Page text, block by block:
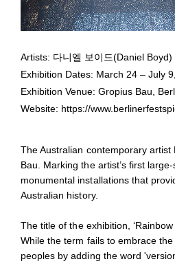
Daniel Boyd
May 19, 2023 - January 11,
Installation view ofRAINBOW
Artists: 다니엘 보이드(Daniel Boyd)
Exhibition Dates: March 24 – July
Exhibition Venue: Gropius Bau,
Website: https://
The Australian contemporary
Bau. Marking the artist’s first
monumental installations that
Australian history.
The title of the exhibition,
While the term fails to embrace
peoples by adding the word